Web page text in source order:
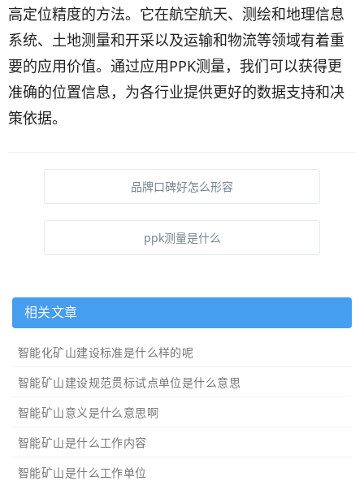
高定位精度的方法。它在航空航天、测绘和地理信息
系统、土地测量和开采以及运输和物流等领域有着重
要的应用价值。通过应用PPK测量，我们可以获得更
准确的位置信息，为各行业提供更好的数据支持和决
策依据。
品牌口碑好怎么形容
ppk测量是什么
相关文章
智能化矿山建设标准是什么样的呢
智能矿山建设规范贯标试点单位是什么意思
智能矿山意义是什么意思啊
智能矿山是什么工作内容
智能矿山是什么工作单位